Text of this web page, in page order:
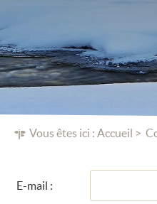
Vous êtes ici : Accueil
E-mail :